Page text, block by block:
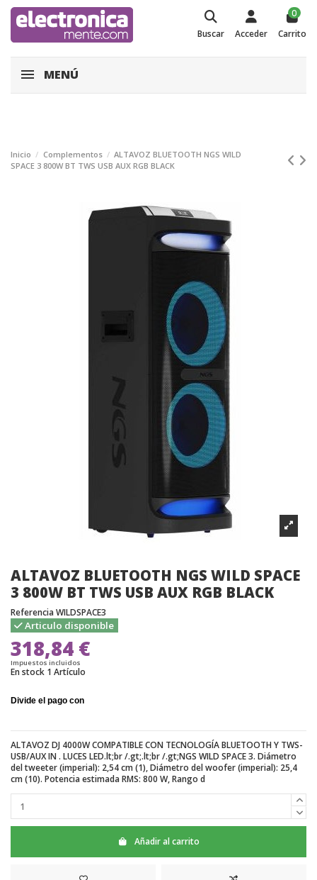
Buscar Acceder
0
Carrito
MENÚ
Inicio Complementos
ALTAVOZ BLUETOOTH NGS WILD
SPACE 3 800W BT TWS USB AUX RGB BLACK
ALTAVOZ BLUETOOTH NGS WILD SPACE
3 800W BT TWS USB AUX RGB BLACK
Referencia WILDSPACE3
Articulo disponible
318,84 €
Impuestos incluidos
En stock 1 Artículo
ALTAVOZ DJ 4000W COMPATIBLE CON TECNOLOGÍA BLUETOOTH Y TWS-
USB/AUX IN . LUCES LED.lt;br /.gt;.lt;br /.gt;NGS WILD SPACE 3. Diámetro
del tweeter (imperial): 2,54 cm (1), Diámetro del woofer (imperial): 25,4
cm (10). Potencia estimada RMS: 800 W, Rango d
Añadir al carrito